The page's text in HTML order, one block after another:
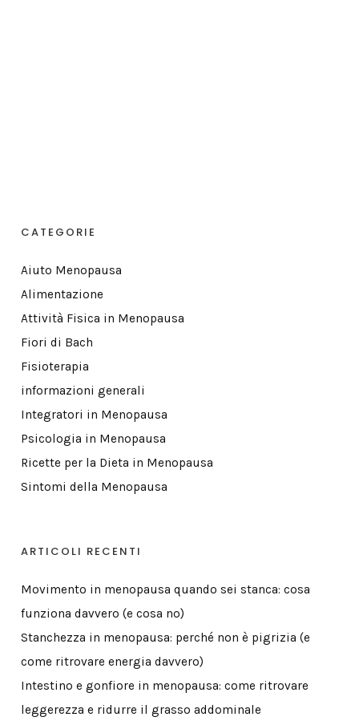
CATEGORIE
Aiuto Menopausa
Alimentazione
Attività Fisica in Menopausa
Fiori di Bach
Fisioterapia
informazioni generali
Integratori in Menopausa
Psicologia in Menopausa
Ricette per la Dieta in Menopausa
Sintomi della Menopausa
ARTICOLI RECENTI
Movimento in menopausa quando sei stanca: cosa
funziona davvero (e cosa no)
Stanchezza in menopausa: perché non è pigrizia (e
come ritrovare energia davvero)
Intestino e gonfiore in menopausa: come ritrovare
leggerezza e ridurre il grasso addominale